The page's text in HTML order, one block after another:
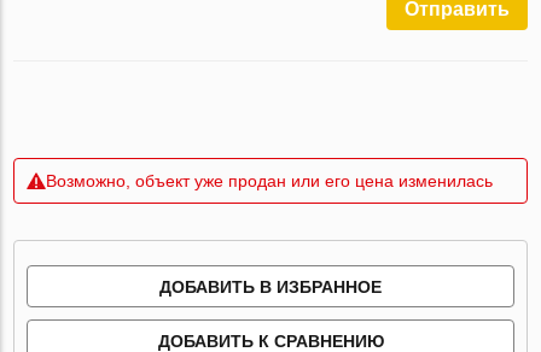
Отправить
Возможно, объект уже продан или его цена изменилась
ДОБАВИТЬ В ИЗБРАННОЕ
ДОБАВИТЬ К СРАВНЕНИЮ